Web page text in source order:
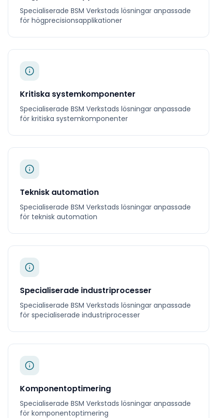
Specialiserade BSM Verkstads lösningar anpassade
för högprecisionsapplikationer
Kritiska systemkomponenter
Specialiserade BSM Verkstads lösningar anpassade
för kritiska systemkomponenter
Teknisk automation
Specialiserade BSM Verkstads lösningar anpassade
för teknisk automation
Specialiserade industriprocesser
Specialiserade BSM Verkstads lösningar anpassade
för specialiserade industriprocesser
Komponentoptimering
Specialiserade BSM Verkstads lösningar anpassade
för komponentoptimering